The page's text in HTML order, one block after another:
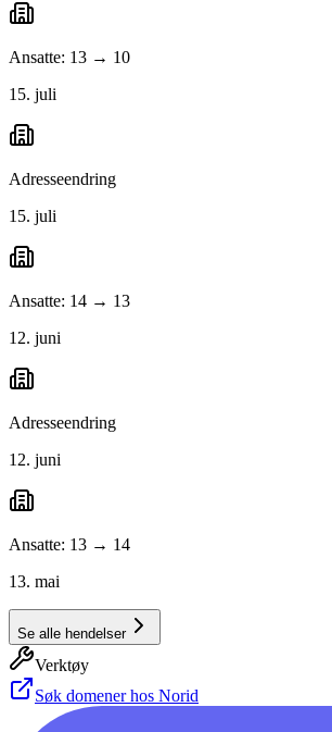
Ansatte: 13 → 10
15. juli
Adresseendring
15. juli
Ansatte: 14 → 13
12. juni
Adresseendring
12. juni
Ansatte: 13 → 14
13. mai
Se alle hendelser
Verktøy
Søk domener hos Norid